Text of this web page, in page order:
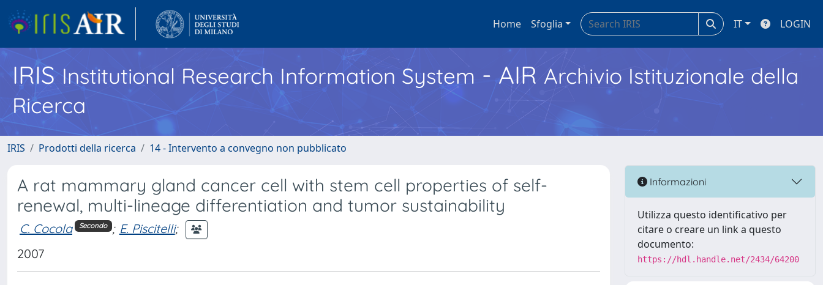
Home Sfoglia IT LOGIN
IRISInstitutional Research Information System - AIR Archivio Istituzionale della
Ricerca
IRIS Prodotti della ricerca 14 - Intervento a convegno non pubblicato
A rat mammary gland cancer cell with stem cell properties of self-
renewal, multi-lineage differentiation and tumor sustainability
C. Cocola Secondo ; E. Piscitelli;
2007
Informazioni
Utilizza questo identificativo per
citare o creare un link a questo
documento:
https://hdl.handle.net/2434/64200